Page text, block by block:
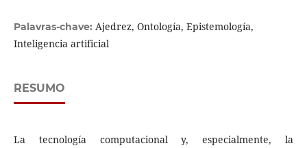
Palavras-chave: Ajedrez, Ontología, Epistemología,
Inteligencia artificial
RESUMO
La tecnología computacional y, especialmente, la